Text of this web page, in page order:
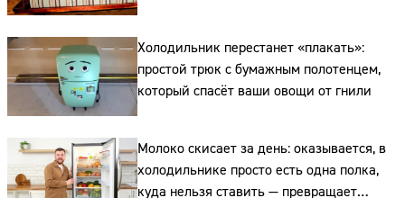
на свалку прямо сейчас
Холодильник перестанет «плакать»:
простой трюк с бумажным полотенцем,
который спасёт ваши овощи от гнили
Молоко скисает за день: оказывается, в
холодильнике просто есть одна полка,
куда нельзя ставить — превращает